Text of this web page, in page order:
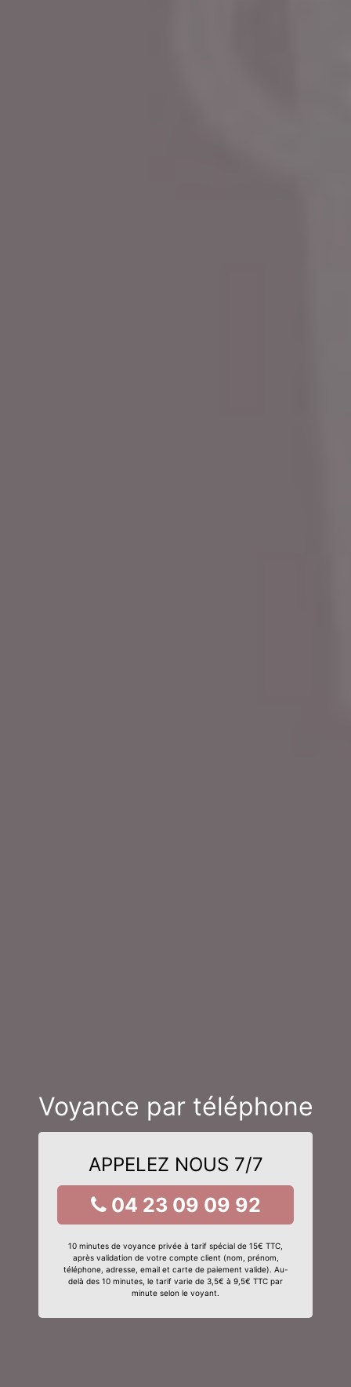
Voyance par téléphone
APPELEZ NOUS 7/7
04 23 09 09 92
10 minutes de voyance privée à tarif spécial de 15€ TTC,
après validation de votre compte client (nom, prénom,
téléphone, adresse, email et carte de paiement valide). Au-
delà des 10 minutes, le tarif varie de 3,5€ à 9,5€ TTC par
minute selon le voyant.